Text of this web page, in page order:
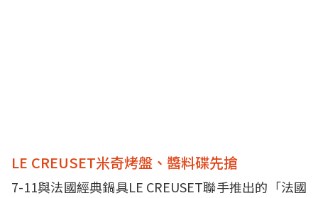
LE CREUSET米奇烤盤、醬料碟先搶
7-11與法國經典鍋具LE CREUSET聯手推出的「法國